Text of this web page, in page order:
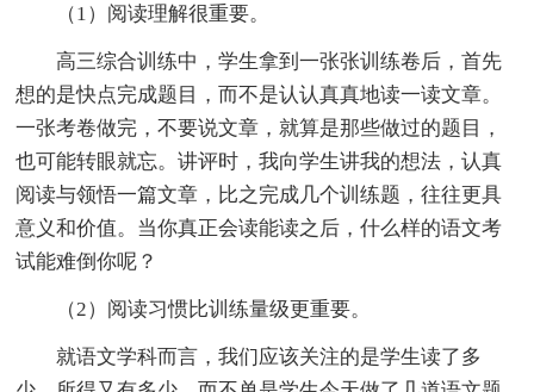
（1）阅读理解很重要。
高三综合训练中，学生拿到一张张训练卷后，首先
想的是快点完成题目，而不是认认真真地读一读文章。
一张考卷做完，不要说文章，就算是那些做过的题目，
也可能转眼就忘。讲评时，我向学生讲我的想法，认真
阅读与领悟一篇文章，比之完成几个训练题，往往更具
意义和价值。当你真正会读能读之后，什么样的语文考
试能难倒你呢？
（2）阅读习惯比训练量级更重要。
就语文学科而言，我们应该关注的是学生读了多